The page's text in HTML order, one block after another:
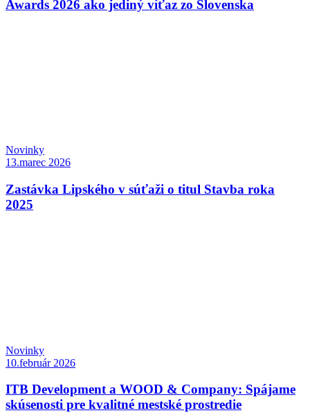
Awards 2026 ako jediný víťaz zo Slovenska
Novinky
13.marec 2026
Zastávka Lipského v súťaži o titul Stavba roka
2025
Novinky
10.február 2026
ITB Development a WOOD & Company: Spájame
skúsenosti pre kvalitné mestské prostredie